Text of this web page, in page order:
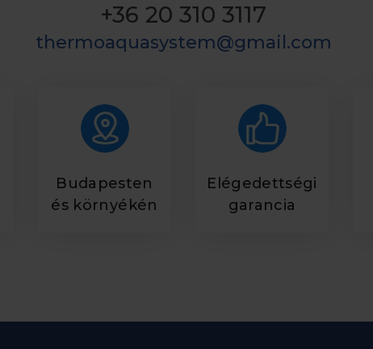
+36 20 310 3117
thermoaquasystem@gmail.com
Budapesten
és környékén
Elégedettségi
garancia